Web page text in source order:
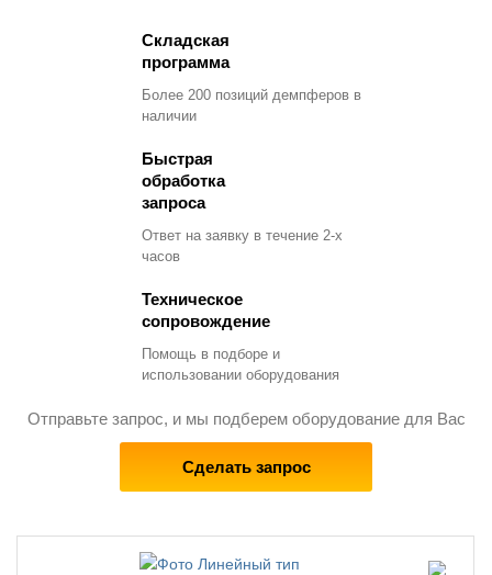
Складская
программа
Более 200 позиций демпферов в
наличии
Быстрая
обработка
запроса
Ответ на заявку в течение 2-х
часов
Техническое
сопровождение
Помощь в подборе и
использовании оборудования
Отправьте запрос, и мы подберем оборудование для Вас
Сделать запрос